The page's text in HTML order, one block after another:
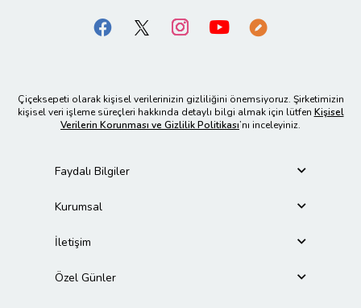
Çiçeksepeti olarak kişisel verilerinizin gizliliğini önemsiyoruz. Şirketimizin
kişisel veri işleme süreçleri hakkında detaylı bilgi almak için lütfen Kişisel
Verilerin Korunması ve Gizlilik Politikası’nı inceleyiniz.
Faydalı Bilgiler
Kurumsal
İletişim
Özel Günler